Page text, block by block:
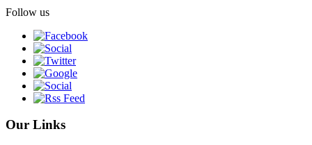
Follow us
Our Links